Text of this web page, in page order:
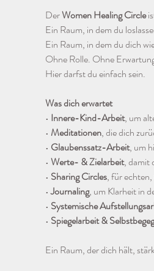
Der Women Healing Circle
Ein Raum, in dem du
Ein Raum, in dem du dich
Ohne Rolle. Ohne
Hier darfst du einfach sein.
Was dich erwartet
• Innere-Kind-Arbeit, um
• Meditationen, die dich
• Glaubenssatz-Arbeit, um
• Werte- & Zielarbeit, damit
• Sharing Circles, für
• Journaling, um Klarheit in
• Systemische
• Spiegelarbeit &
Ein Raum, der dich hält,